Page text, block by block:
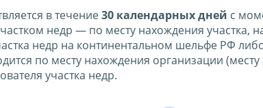
в течение30 календарных дней с
недр — по месту нахождения участка,
недр на континентальном шельфе РФ
по месту нахождения организации
участка недр.